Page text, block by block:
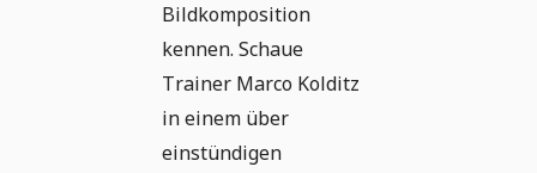
Bildkomposition
kennen. Schaue
Trainer Marco Kolditz
in einem über
einstündigen